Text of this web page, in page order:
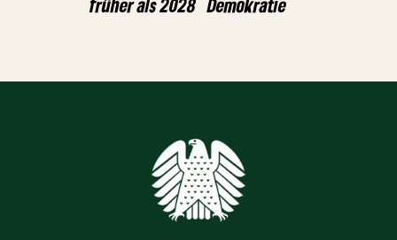
früher als 2028 Demokratie